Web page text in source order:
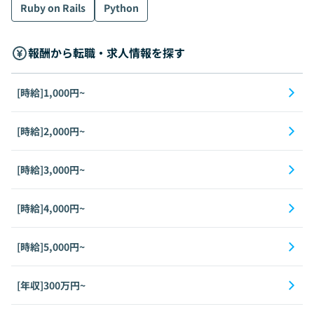
Ruby on Rails
Python
報酬から転職・求人情報を探す
[時給]1,000円~
[時給]2,000円~
[時給]3,000円~
[時給]4,000円~
[時給]5,000円~
[年収]300万円~